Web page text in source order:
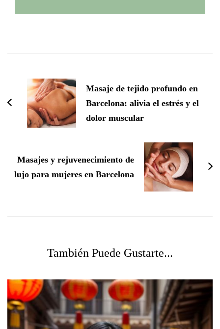
entradas
Masaje de tejido profundo en
Barcelona: alivia el estrés y el
dolor muscular
Masajes y rejuvenecimiento de
lujo para mujeres en Barcelona
También Puede Gustarte...